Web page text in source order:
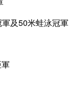
及50米蛙泳冠軍